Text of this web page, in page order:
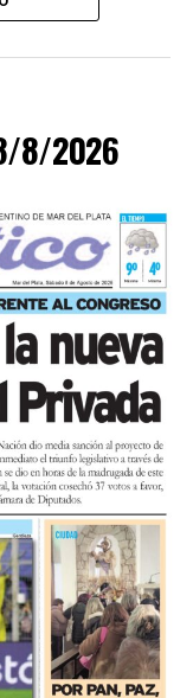
8/2026